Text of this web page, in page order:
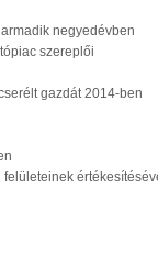
negyedévben
szereplői
gazdát 2014-ben